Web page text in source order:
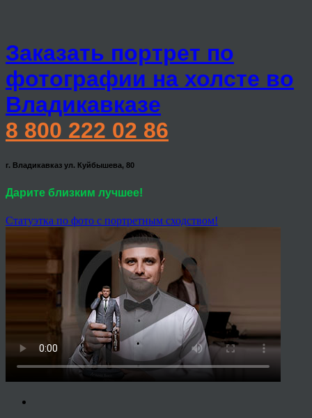
Заказать портрет по
фотографии на холсте во
Владикавказе
8 800 222 02 86
г. Владикавказ ул. Куйбышева, 80
Дарите близким лучшее!
Статуэтка по фото с портретным сходством!